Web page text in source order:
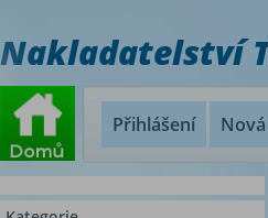
Nakladatelství
Přihlášení